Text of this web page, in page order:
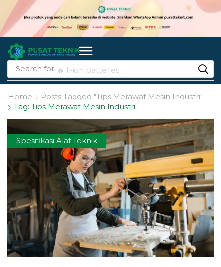
Search for 🔥 li-ion batteries
Home
Posts Tagged "Tips Merawat Mesin Industri"
Tag: Tips Merawat Mesin Industri
Spesifikasi Alat Teknik